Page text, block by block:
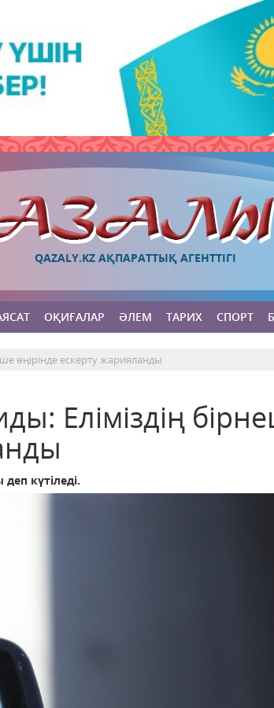
QAZALY.KZ АҚПАРАТТЫҚ АГЕНТТІГІ
ОҚИҒАЛАР ӘЛЕМ ТАРИХ СПОРТ
өңірінде ескерту жарияланды
Еліміздің
күтіледі.